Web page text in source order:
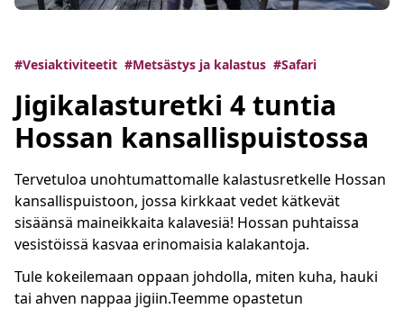
#Vesiaktiviteetit #Metsästys ja kalastus #Safari
Jigikalasturetki 4 tuntia
Hossan kansallispuistossa
Tervetuloa unohtumattomalle kalastusretkelle Hossan
kansallispuistoon, jossa kirkkaat vedet kätkevät
sisäänsä maineikkaita kalavesiä! Hossan puhtaissa
vesistöissä kasvaa erinomaisia kalakantoja.
Tule kokeilemaan oppaan johdolla, miten kuha, hauki
tai ahven nappaa jigiin.Teemme opastetun